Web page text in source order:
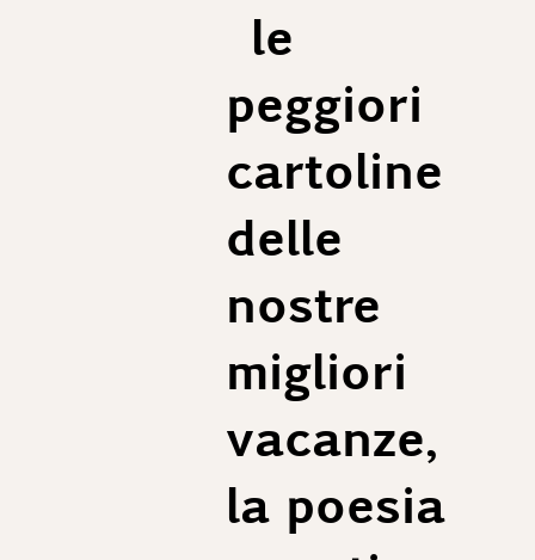
le
peggiori
cartoline
delle
nostre
migliori
vacanze,
la poesia